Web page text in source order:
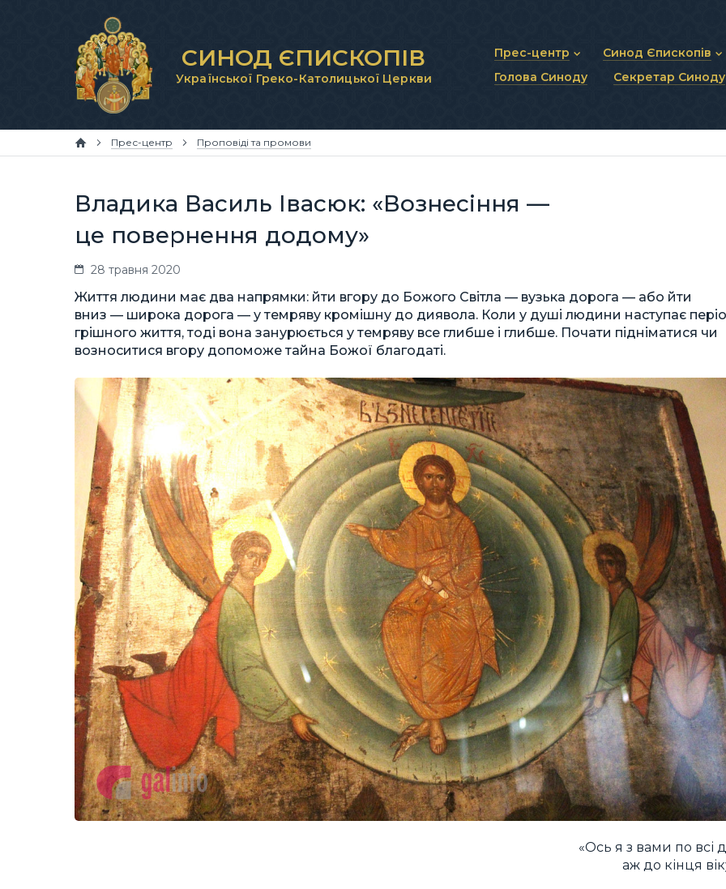
СИНОД ЄПИСКОПІВ
Української Греко-Католицької Церкви
Прес-центр
Новини та анонси
Синод Єпископів
Статут Синоду
Синодальні органи
Голова Синоду Секретар Синоду
Прес-центр Проповіді та промови
Владика Василь Івасюк: «Вознесіння —
це повернення додому»
28 травня 2020
Життя людини має два напрямки: йти вгору до Божого Світла — вузька дорога — або йти
вниз — широка дорога — у темряву кромішну до диявола. Коли у душі людини наступає
грішного життя, тоді вона занурюється у темряву все глибше і глибше. Почати підніматися чи
возноситися вгору допоможе тайна Божої благодаті.
«Ось я з вами по всі
аж до кінця